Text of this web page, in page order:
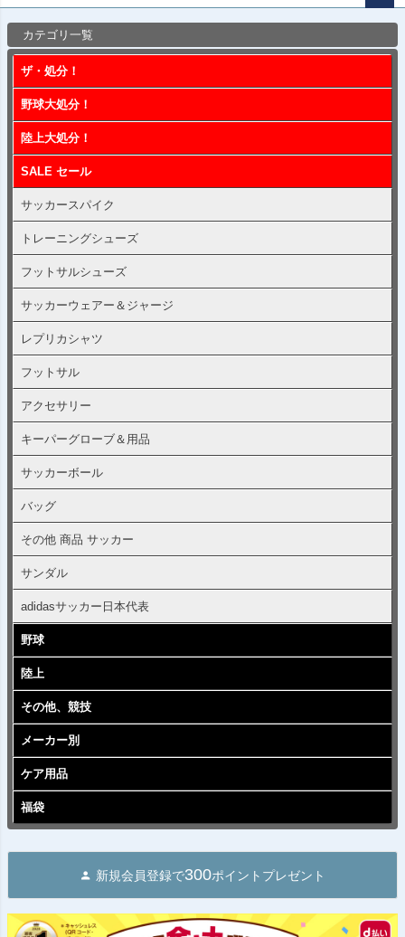
カテゴリ一覧
ザ・処分！
野球大処分！
陸上大処分！
SALE セール
サッカースパイク
トレーニングシューズ
フットサルシューズ
サッカーウェアー＆ジャージ
レプリカシャツ
フットサル
アクセサリー
キーパーグローブ＆用品
サッカーボール
バッグ
その他 商品 サッカー
サンダル
adidasサッカー日本代表
野球
陸上
その他、競技
メーカー別
ケア用品
福袋
ップ
新規会員登録で300ポイントプレゼント